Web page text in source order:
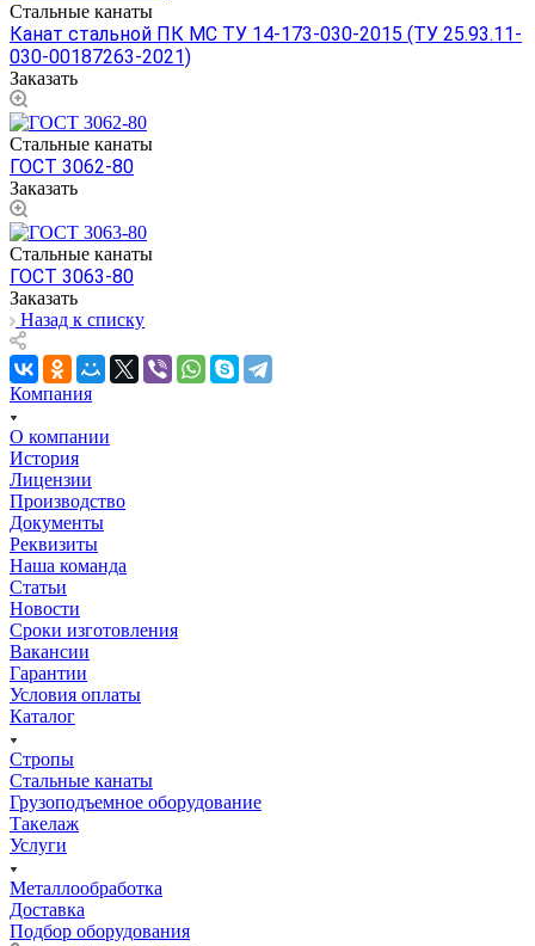
Стальные канаты
Канат стальной ПК МС ТУ 14-173-030-2015 (ТУ 25.93.11-
030-00187263-2021)
Заказать
Стальные канаты
ГОСТ 3062-80
Заказать
Стальные канаты
ГОСТ 3063-80
Заказать
Назад к списку
Компания
О компании
История
Лицензии
Производство
Документы
Реквизиты
Наша команда
Статьи
Новости
Сроки изготовления
Вакансии
Гарантии
Условия оплаты
Каталог
Стропы
Стальные канаты
Грузоподъемное оборудование
Такелаж
Услуги
Металлообработка
Доставка
Подбор оборудования